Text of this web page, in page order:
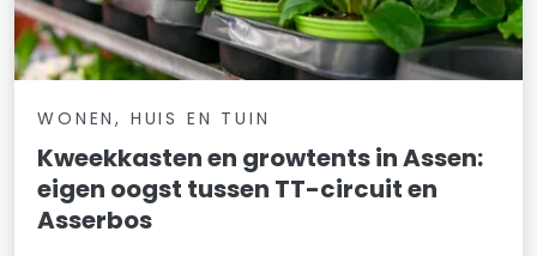
WONEN, HUIS EN TUIN
Kweekkasten en growtents in Assen:
eigen oogst tussen TT-circuit en
Asserbos